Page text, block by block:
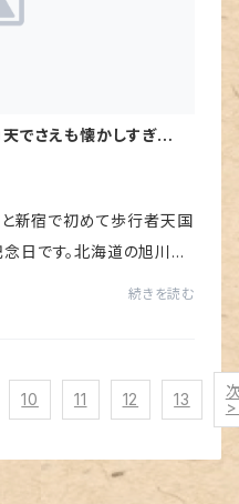
さえも懐かしすぎる言
新宿で初めて歩行者天国
日です。北海道の旭川市
続きを読む
10 11 12 13